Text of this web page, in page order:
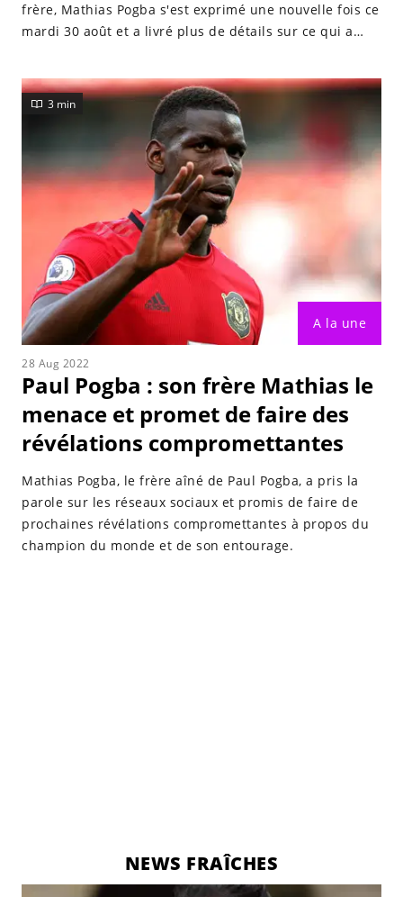
frère, Mathias Pogba s'est exprimé une nouvelle fois ce
mardi 30 août et a livré plus de détails sur ce qui a
A la une
3 min
28 Aug 2022
Paul Pogba : son frère Mathias le
menace et promet de faire des
révélations compromettantes
Mathias Pogba, le frère aîné de Paul Pogba, a pris la
parole sur les réseaux sociaux et promis de faire de
prochaines révélations compromettantes à propos du
champion du monde et de son entourage.
NEWS FRAÎCHES